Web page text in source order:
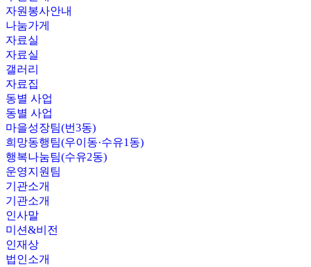
자원봉사안내
나눔가게
자료실
자료실
갤러리
자료집
동별 사업
동별 사업
마을성장팀(번3동)
희망동행팀(우이동·수유1동)
행복나눔팀(수유2동)
운영지원팀
기관소개
기관소개
인사말
미션&비전
인재상
법인소개